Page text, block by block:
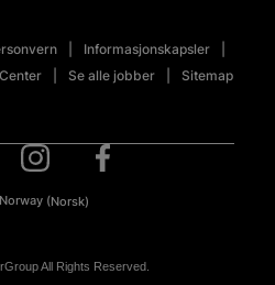
Informasjonskapsler
Se alle jobber Sitemap
All Rights Reserved.
Norway (Norsk)